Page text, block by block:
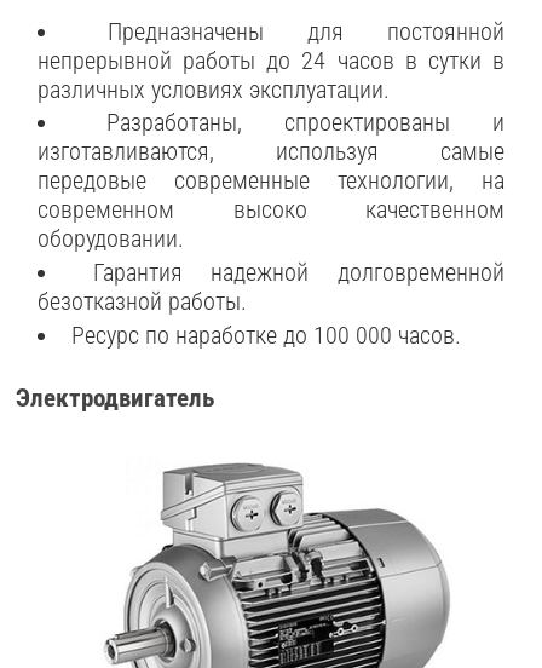
Предназначены для постоянной
непрерывной работы до 24 часов в сутки в
различных условиях эксплуатации.
Разработаны, спроектированы и
изготавливаются, используя самые
передовые современные технологии, на
современном высоко качественном
оборудовании.
Гарантия надежной долговременной
безотказной работы.
Ресурс по наработке до 100 000 часов.
Электродвигатель